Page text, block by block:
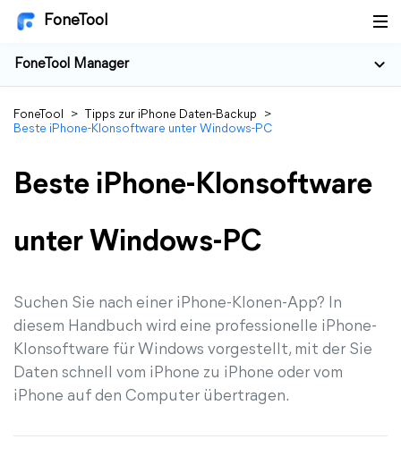
FoneTool
FoneTool Manager
FoneTool > Tipps zur iPhone Daten-Backup
>
Beste iPhone-Klonsoftware unter Windows-PC
Beste iPhone-Klonsoftware
unter Windows-PC
Suchen Sie nach einer iPhone-Klonen-App? In
diesem Handbuch wird eine professionelle iPhone-
Klonsoftware für Windows vorgestellt, mit der Sie
Daten schnell vom iPhone zu iPhone oder vom
iPhone auf den Computer übertragen.